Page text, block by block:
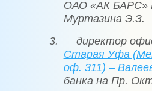
ОАО «АК БАРС»
Муртазина Э.З.
3. директор
Старая Уфа
оф. 311) –
банка на Пр.